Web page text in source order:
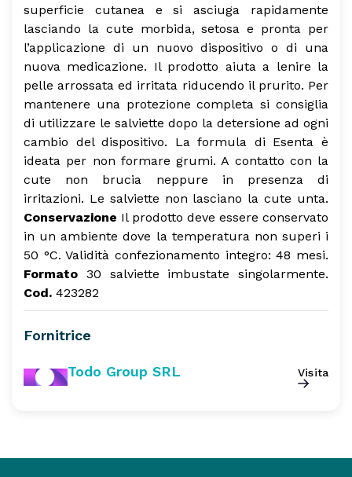
superficie cutanea e si asciuga rapidamente
lasciando la cute morbida, setosa e pronta per
l’applicazione di un nuovo dispositivo o di una
nuova medicazione. Il prodotto aiuta a lenire la
pelle arrossata ed irritata riducendo il prurito. Per
mantenere una protezione completa si consiglia
di utilizzare le salviette dopo la detersione ad ogni
cambio del dispositivo. La formula di Esenta è
ideata per non formare grumi. A contatto con la
cute non brucia neppure in presenza di
irritazioni. Le salviette non lasciano la cute unta.
Conservazione Il prodotto deve essere conservato
in un ambiente dove la temperatura non superi i
50 °C. Validità confezionamento integro: 48 mesi.
Formato 30 salviette imbustate singolarmente.
Cod. 423282
Fornitrice
Todo Group SRL Visita